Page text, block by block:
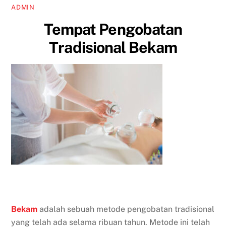
ADMIN
Tempat Pengobatan
Tradisional Bekam
Bekam adalah sebuah metode pengobatan tradisional
yang telah ada selama ribuan tahun. Metode ini telah